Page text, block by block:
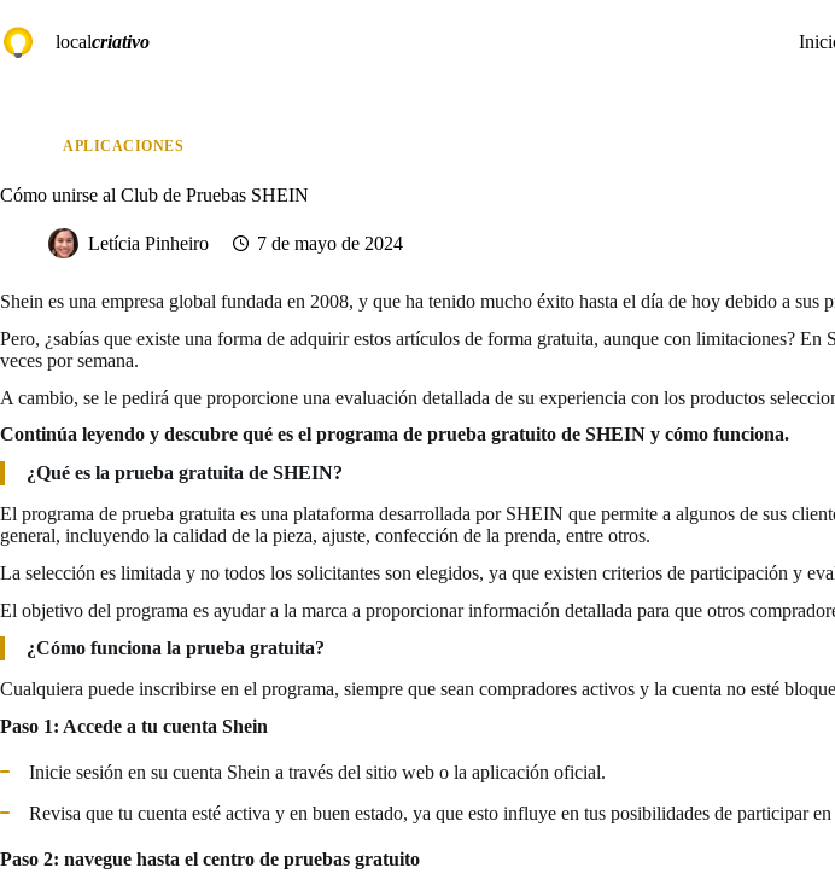
al
contenido
localcriativo
APLICACIONES
Cómo unirse al Club de Pruebas SHEIN
Letícia Pinheiro 7 de mayo de 2024
Shein es una empresa global fundada en 2008, y que ha tenido mucho éxito hasta el día de hoy debido a
Pero, ¿sabías que existe una forma de adquirir estos artículos de forma gratuita, aunque con limitaciones?
veces por semana.
A cambio, se le pedirá que proporcione una evaluación detallada de su experiencia con los productos
Continúa leyendo y descubre qué es el programa de prueba gratuito de SHEIN y cómo funciona.
¿Qué es la prueba gratuita de SHEIN?
El programa de prueba gratuita es una plataforma desarrollada por SHEIN que permite a algunos de sus
general, incluyendo la calidad de la pieza, ajuste, confección de la prenda, entre otros.
La selección es limitada y no todos los solicitantes son elegidos, ya que existen criterios de participación y
El objetivo del programa es ayudar a la marca a proporcionar información detallada para que otros
¿Cómo funciona la prueba gratuita?
Cualquiera puede inscribirse en el programa, siempre que sean compradores activos y la cuenta no esté
Paso 1: Accede a tu cuenta Shein
Inicie sesión en su cuenta Shein a través del sitio web o la aplicación oficial.
Revisa que tu cuenta esté activa y en buen estado, ya que esto influye en tus posibilidades de participar
Paso 2: navegue hasta el centro de pruebas gratuito